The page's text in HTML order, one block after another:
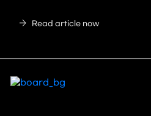
arrow_forward Read article now